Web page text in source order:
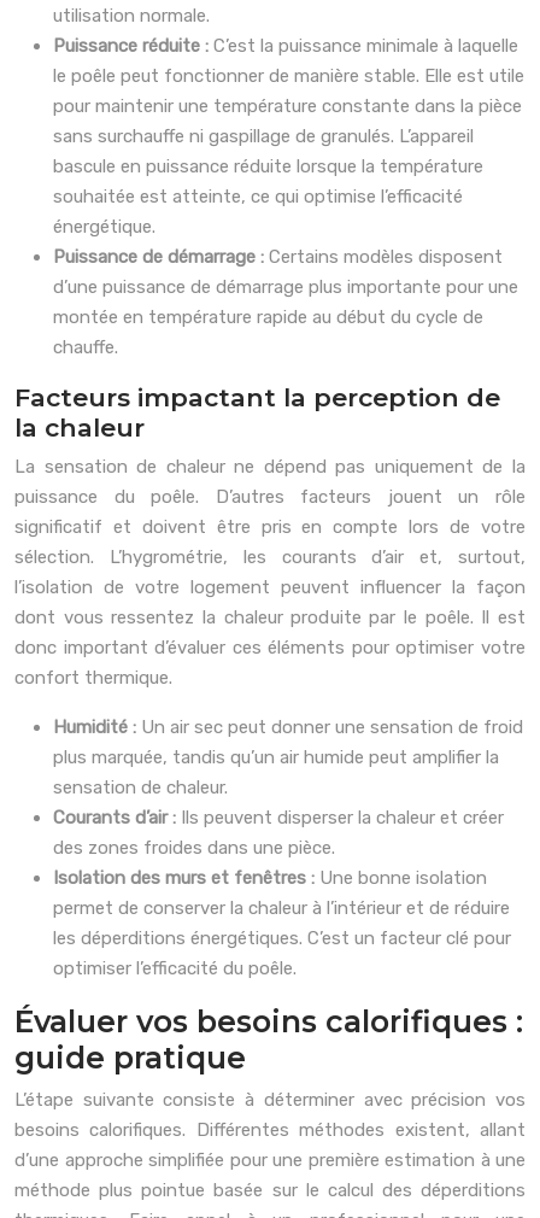
utilisation normale.
Puissance réduite : C’est la puissance minimale à laquelle
le poêle peut fonctionner de manière stable. Elle est utile
pour maintenir une température constante dans la pièce
sans surchauffe ni gaspillage de granulés. L’appareil
bascule en puissance réduite lorsque la température
souhaitée est atteinte, ce qui optimise l’efficacité
énergétique.
Puissance de démarrage : Certains modèles disposent
d’une puissance de démarrage plus importante pour une
montée en température rapide au début du cycle de
chauffe.
Facteurs impactant la perception de
la chaleur
La sensation de chaleur ne dépend pas uniquement de la
puissance du poêle. D’autres facteurs jouent un rôle
significatif et doivent être pris en compte lors de votre
sélection. L’hygrométrie, les courants d’air et, surtout,
l’isolation de votre logement peuvent influencer la façon
dont vous ressentez la chaleur produite par le poêle. Il est
donc important d’évaluer ces éléments pour optimiser votre
confort thermique.
Humidité : Un air sec peut donner une sensation de froid
plus marquée, tandis qu’un air humide peut amplifier la
sensation de chaleur.
Courants d’air :
Ils peuvent disperser la chaleur et créer
des zones froides dans une pièce.
Isolation des murs et fenêtres : Une bonne isolation
permet de conserver la chaleur à l’intérieur et de réduire
les déperditions énergétiques. C’est un facteur clé pour
optimiser l’efficacité du poêle.
Évaluer vos besoins calorifiques :
guide pratique
L’étape suivante consiste à déterminer avec précision vos
besoins calorifiques. Différentes méthodes existent, allant
d’une approche simplifiée pour une première estimation à une
méthode plus pointue basée sur le calcul des déperditions